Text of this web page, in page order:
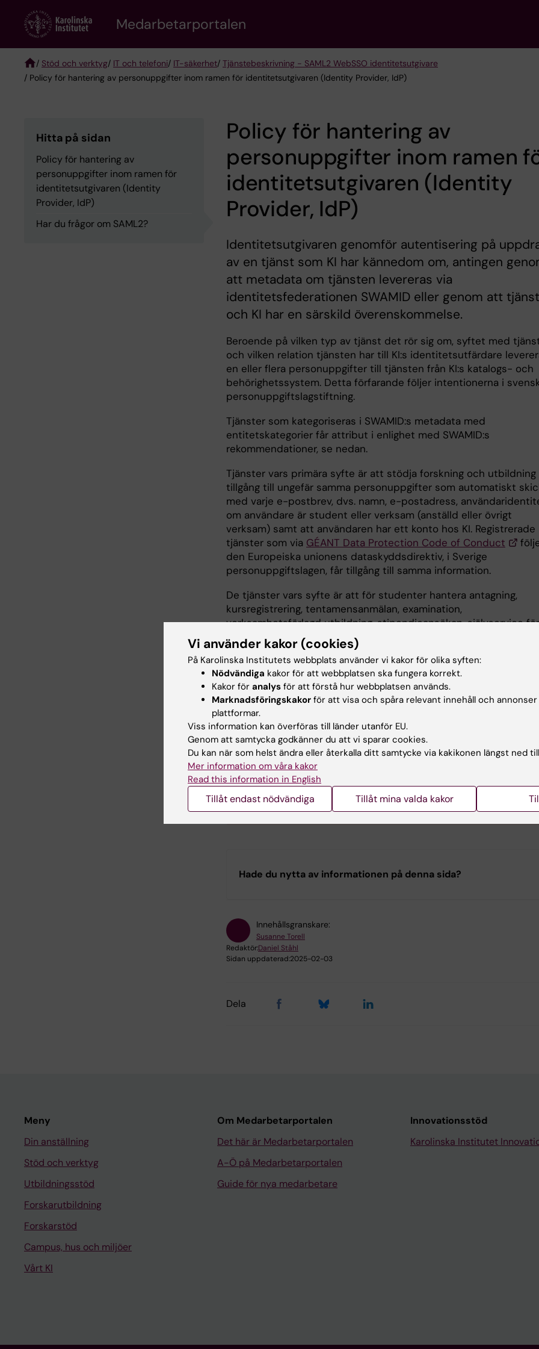
content
Medarbetarportalen
Breadcrumb
/ Stöd och verktyg/ IT och telefoni/ IT-säkerhet/ Tjänstebeskrivning - SAML2 WebSSO identitetsutgivare
/ Policy för hantering av personuppgifter inom ramen för identitetsutgivaren (Identity Provider, IdP)
Hitta på sidan
Policy för hantering av
personuppgifter inom ramen för
identitetsutgivaren (Identity
Provider, IdP)
Har du frågor om SAML2?
Policy för hantering av
personuppgifter inom ramen
identitetsutgivaren (Identity
Provider, IdP)
Identitetsutgivaren genomför autentisering på
av en tjänst som KI har kännedom om, antingen
att metadata om tjänsten levereras via
identitetsfederationen SWAMID eller genom att
och KI har en särskild överenskommelse.
Beroende på vilken typ av tjänst det rör sig om, syftet med
och vilken relation tjänsten har till KI:s identitetsutfärdare
en eller flera personuppgifter till tjänsten från KI:s katalogs- och
behörighetssystem. Detta förfarande följer intentionerna i
personuppgiftslagstiftning.
Tjänster som kategoriseras i SWAMID:s metadata med
entitetskategorier får attribut i enlighet med SWAMID:s
rekommendationer, se nedan.
Tjänster vars primära syfte är att stödja forskning och utbildning
tillgång till ungefär samma personuppgifter som automatiskt
med varje e-postbrev, dvs. namn, e-postadress,
om användare är student eller verksam (anställd eller övrigt
verksam) samt att användaren har ett konto hos KI. Registrerade
tjänster som via GÉANT Data Protection Code of Conduct
den Europeiska unionens dataskyddsdirektiv, i Sverige
personuppgiftslagen, får tillgång till samma information.
De tjänster vars syfte är att för studenter hantera antagning,
kursregistrering, tentamensanmälan, examination,
verksamhetsförlagd utbildning, stipendieansökan, självservice för
användarkonton och självservice för KI:s personalsystem får
till användarens personnummer.
Har du frågor om SAML2?
Kontakta Helpdesk
Läs mer om SWAMID hos SUNET
Denna information tillsammans med sidan
är publicerade enligt gällande krav inom SWAMID-
konfederationen genom SUNET.
Hade du nytta av informationen på denna sida?
Innehållsgranskare:
Susanne Torell
Redaktör:Daniel Ståhl
Sidan uppdaterad:2025-02-03
Dela
Meny
Din anställning
Stöd och verktyg
Utbildningsstöd
Forskarutbildning
Forskarstöd
Campus, hus och miljöer
Vårt KI
Om Medarbetarportalen
Det här är Medarbetarportalen
A-Ö på Medarbetarportalen
Guide för nya medarbetare
Innovationsstöd
Karolinska Institutet
Vi använder kakor (cookies)
På Karolinska Institutets webbplats använder vi kakor för olika syften:
Nödvändiga kakor för att webbplatsen ska fungera korrekt.
Kakor för analys för att förstå hur webbplatsen används.
Marknadsföringskakor för att visa och spåra relevant innehåll och
plattformar.
Viss information kan överföras till länder utanför EU.
Genom att samtycka godkänner du att vi sparar cookies.
Du kan när som helst ändra eller återkalla ditt samtycke via kakikonen längst ned
Mer information om våra kakor
Read this information in English
Tillåt endast nödvändiga Tillåt mina valda kakor